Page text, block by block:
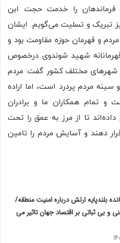
را خدمت حجت ابن
تبریک و تسلیت می‌گویم. ایشان
و قهرمان حوزه مقاومت بود و
شهید شوندوی درخصوص
شهرهای مختلف کشور گفت: مردم
سینه مردم پردرد است، اما اراده
و تمام همکاران ما و برادران
تا از مرز به عمق را تحت
دهند و آسایش مردم را تامین
بلندپایه ارتش درباره امنیت منطقه/
و بی ثباتی بر اقتصاد جهان تاثیر می